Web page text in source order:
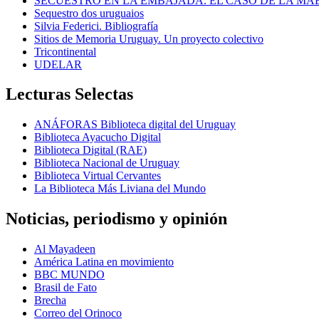
Sequestro dos uruguaios
Silvia Federici. Bibliografía
Sitios de Memoria Uruguay. Un proyecto colectivo
Tricontinental
UDELAR
Lecturas Selectas
ANÁFORAS Biblioteca digital del Uruguay
Biblioteca Ayacucho Digital
Biblioteca Digital (RAE)
Biblioteca Nacional de Uruguay
Biblioteca Virtual Cervantes
La Biblioteca Más Liviana del Mundo
Noticias, periodismo y opinión
Al Mayadeen
América Latina en movimiento
BBC MUNDO
Brasil de Fato
Brecha
Correo del Orinoco